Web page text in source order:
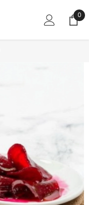
0
0